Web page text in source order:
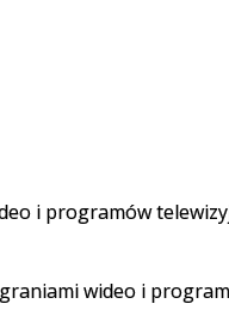
i programów
wideo i